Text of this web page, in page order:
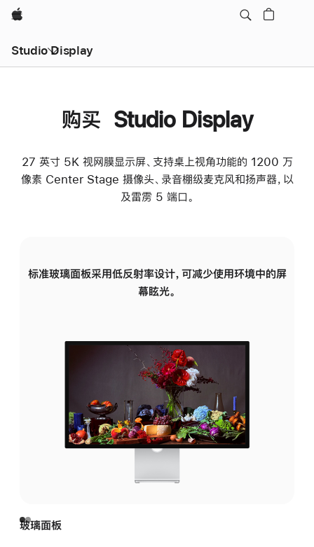
Apple
Studio Display
购买 Studio Display
27 英寸 5K 视网膜显示屏、支持桌上视角功能的 1200 万
像素 Center Stage 摄像头、录音棚级麦克风和扬声器，以
及雷雳 5 端口。
标准玻璃面板采用低反射率设计，可减少使用环境中的屏
幕眩光。
玻璃面板